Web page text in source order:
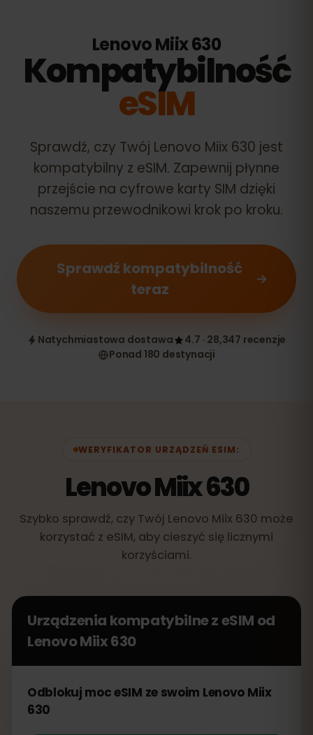
Lenovo Miix 630
Kompatybilność
eSIM
Sprawdź, czy Twój Lenovo Miix 630 jest
kompatybilny z eSIM. Zapewnij płynne
przejście na cyfrowe karty SIM dzięki
naszemu przewodnikowi krok po kroku.
Sprawdź kompatybilność
teraz
Natychmiastowa dostawa
4.7 · 28,347 recenzje
Ponad 180 destynacji
WERYFIKATOR URZĄDZEŃ ESIM:
Lenovo Miix 630
Szybko sprawdź, czy Twój Lenovo Miix 630 może
korzystać z eSIM, aby cieszyć się licznymi
korzyściami.
Urządzenia kompatybilne z eSIM od
Lenovo Miix 630
Odblokuj moc eSIM ze swoim Lenovo Miix
630